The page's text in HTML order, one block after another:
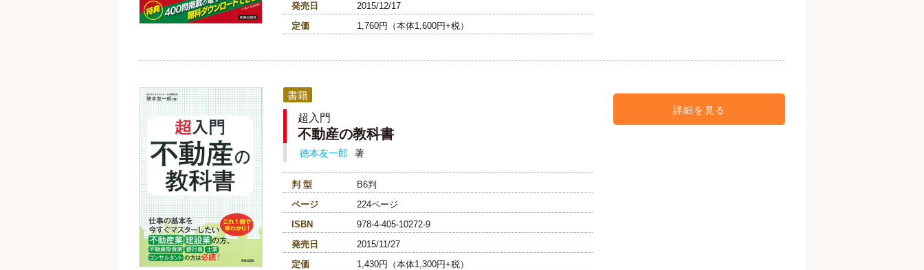
発売日
2015/12/17
定価
1,760円（本体1,600円+税）
書籍
超入門
不動産の教科書
徳本友一郎 著
判 型
B6判
ページ
224ページ
ISBN
978-4-405-10272-9
発売日
2015/11/27
定価
1,430円（本体1,300円+税）
詳細を見る